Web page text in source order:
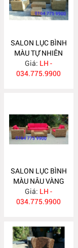
SALON LỤC BÌNH
MÀU TỰ NHIÊN
ĐẸP LB39
Giá: LH -
034.775.9900
SALON LỤC BÌNH
MÀU NÂU VÀNG
LB36
Giá: LH -
034.775.9900